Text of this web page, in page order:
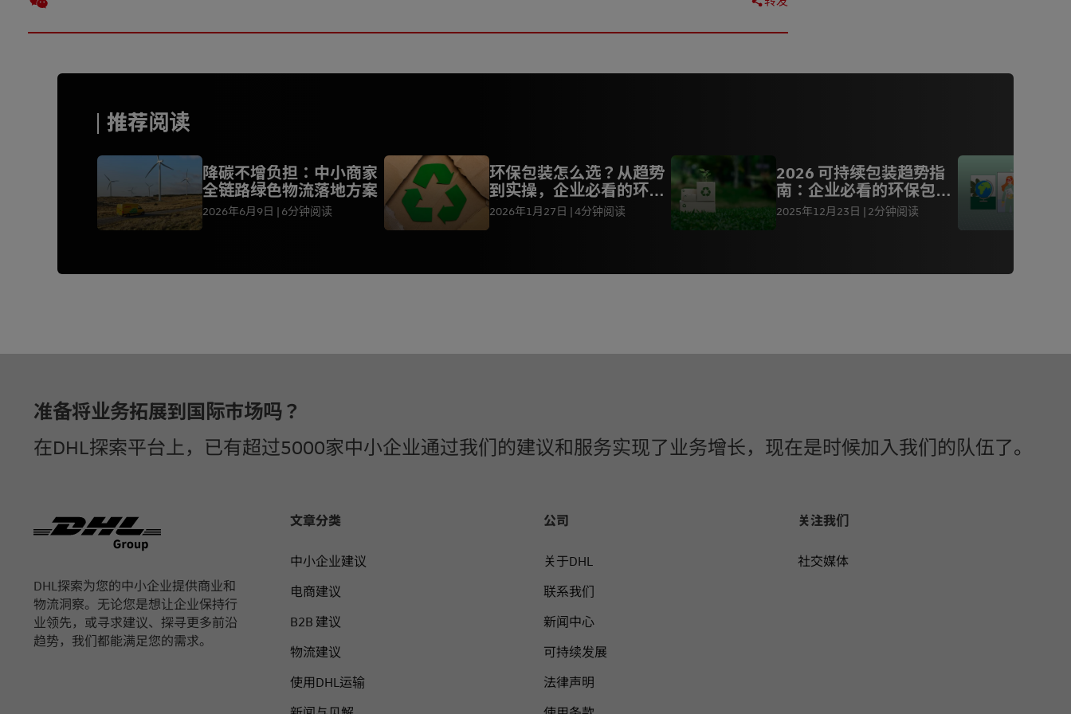
推荐阅读
降碳不增负担：中小商家
全链路绿色物流落地方案
2026年6月9日 6分钟阅读
环保包装怎么选？从趋势
到实操，企业必看的环保
方案
2026年1月27日 4分钟阅读
2026 可持续包装趋势指
南：企业必看的环保包装
新方向
2025年12月23日 2分钟阅读
DHL探索为您的中小企业提供商业和
物流洞察。无论您是想让企业保持行
业领先，或寻求建议、探寻更多前沿
趋势，我们都能满足您的需求。
准备将业务拓展到国际市场吗？
在DHL探索平台上，已有超过5000家中小企业通过我们的建议和服务实现了业务增长，现在是时候加入我们的队伍了。
文章分类
中小企业建议
电商建议
B2B 建议
物流建议
使用DHL运输
公司
关于DHL
联系我们
新闻中心
可持续发展
法律声明
关注我们
社交媒体